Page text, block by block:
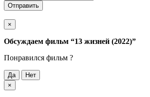
Отправить
×
Обсуждаем фильм “13 жизней (2022)”
Понравился фильм ?
Да
Нет
×